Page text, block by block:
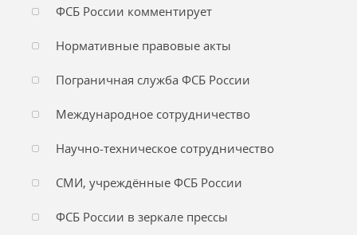
ФСБ России комментирует
Нормативные правовые акты
Пограничная служба ФСБ России
Международное сотрудничество
Научно-техническое сотрудничество
СМИ, учреждённые ФСБ России
ФСБ России в зеркале прессы